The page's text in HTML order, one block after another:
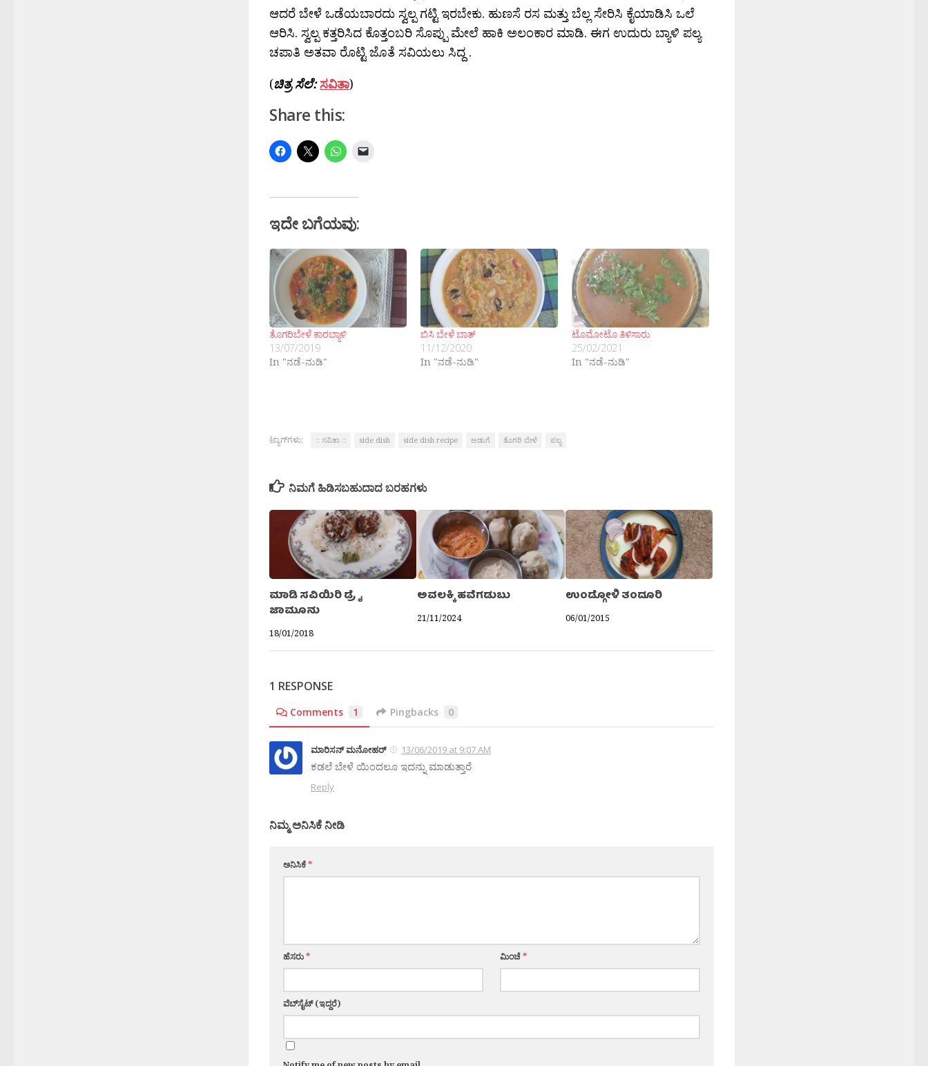
ಆದರೆ ಬೇಳೆ ಒಡೆಯಬಾರದು ಸ್ವಲ್ಪ ಗಟ್ಟಿ ಇರಬೇಕು. ಹುಣಸೆ ರಸ ಮತ್ತು ಬೆಲ್ಲ ಸೇರಿಸಿ ಕೈಯಾಡಿಸಿ ಒಲೆ
ಆರಿಸಿ. ಸ್ವಲ್ಪ ಕತ್ತರಿಸಿದ ಕೊತ್ತಂಬರಿ ಸೊಪ್ಪು ಮೇಲೆ ಹಾಕಿ ಅಲಂಕಾರ ಮಾಡಿ. ಈಗ ಉದುರು ಬ್ಯಾಳಿ ಪಲ್ಯ
ಚಪಾತಿ ಅತವಾ ರೊಟ್ಟಿ ಜೊತೆ ಸವಿಯಲು ಸಿದ್ದ .
(ಚಿತ್ರ ಸೆಲೆ:ಸವಿತಾ)
Share this:
ಇದೇ ಬಗೆಯವು:
ತೊಗರಿಬೇಳೆ ಕಾರಬ್ಯಾಳಿ
13/07/2019
In "ನಡೆ-ನುಡಿ"
ಬಿಸಿ ಬೇಳೆ ಬಾತ್
11/12/2020
In "ನಡೆ-ನುಡಿ"
ಟೊಮೋಟೊ ತಿಳಿಸಾರು
25/02/2021
In "ನಡೆ-ನುಡಿ"
ಟ್ಯಾಗ್‌ಗಳು: :: ಸವಿತಾ :: side dish side dish recipe ಅಡುಗೆ ತೊಗರಿ ಬೇಳೆ ಪಲ್ಯ
ನಿಮಗೆ ಹಿಡಿಸಬಹುದಾದ ಬರಹಗಳು
ಮಾಡಿ ಸವಿಯಿರಿ ಡ್ರೈ
ಜಾಮೂನು
18/01/2018
ಅವಲಕ್ಕಿ ಹವೆಗಡುಬು
21/11/2024
ಉಂಡ್ಗೋಳಿ ತಂದೂರಿ
06/01/2015
1 RESPONSE
Comments 1 Pingbacks 0
ಮಾರಿಸನ್ ಮನೋಹರ್ 13/06/2019 at 9:07 AM
ಕಡಲೆ ಬೇಳೆ ಯಿಂದಲೂ ಇದನ್ನು ಮಾಡುತ್ತಾರೆ
Reply
ನಿಮ್ಮ ಅನಿಸಿಕೆ ನೀಡಿ
ಅನಿಸಿಕೆ*
ಹೆಸರು* ಮಿಂಚೆ*
ವೆಬ್‌ಸೈಟ್ (ಇದ್ದರೆ)